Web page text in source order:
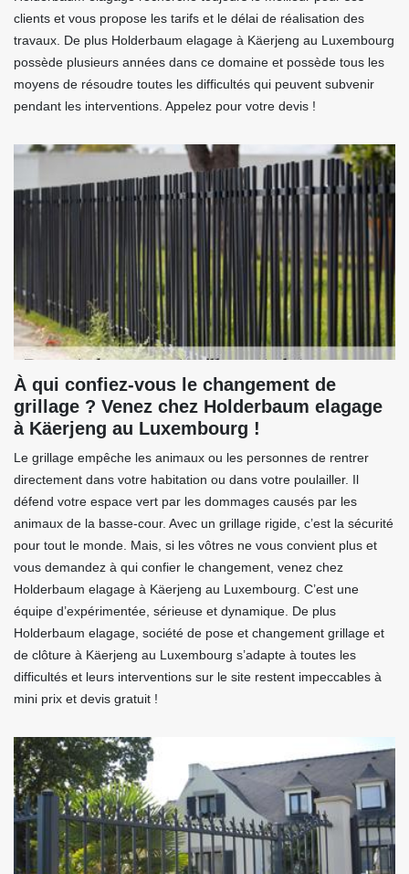
clients et vous propose les tarifs et le délai de réalisation des
travaux. De plus Holderbaum elagage à Käerjeng au Luxembourg
possède plusieurs années dans ce domaine et possède tous les
moyens de résoudre toutes les difficultés qui peuvent subvenir
pendant les interventions. Appelez pour votre devis !
À qui confiez-vous le changement de
grillage ? Venez chez Holderbaum elagage
à Käerjeng au Luxembourg !
Le grillage empêche les animaux ou les personnes de rentrer
directement dans votre habitation ou dans votre poulailler. Il
défend votre espace vert par les dommages causés par les
animaux de la basse-cour. Avec un grillage rigide, c’est la sécurité
pour tout le monde. Mais, si les vôtres ne vous convient plus et
vous demandez à qui confier le changement, venez chez
Holderbaum elagage à Käerjeng au Luxembourg. C’est une
équipe d’expérimentée, sérieuse et dynamique. De plus
Holderbaum elagage, société de pose et changement grillage et
de clôture à Käerjeng au Luxembourg s’adapte à toutes les
difficultés et leurs interventions sur le site restent impeccables à
mini prix et devis gratuit !